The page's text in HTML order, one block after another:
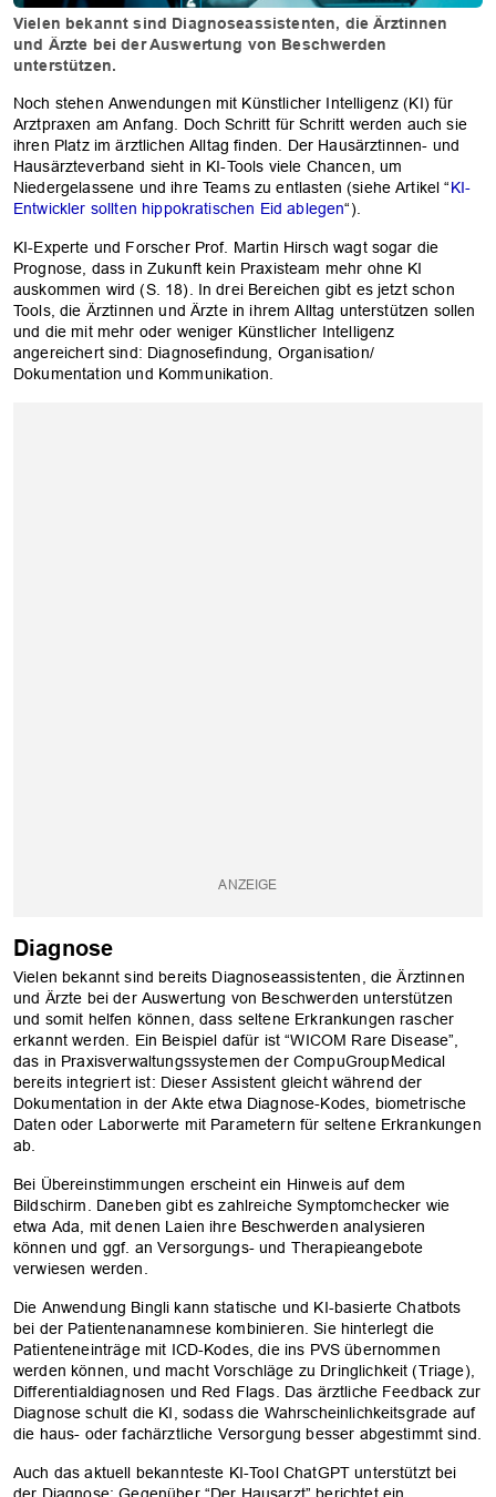
Vielen bekannt sind Diagnoseassistenten, die Ärztinnen
und Ärzte bei der Auswertung von Beschwerden
unterstützen.
Noch stehen Anwendungen mit Künstlicher Intelligenz (KI) für
Arztpraxen am Anfang. Doch Schritt für Schritt werden auch sie
ihren Platz im ärztlichen Alltag finden. Der Hausärztinnen- und
Hausärzteverband sieht in KI-Tools viele Chancen, um
Niedergelassene und ihre Teams zu entlasten (siehe Artikel “KI-
Entwickler sollten hippokratischen Eid ablegen“).
KI-Experte und Forscher Prof. Martin Hirsch wagt sogar die
Prognose, dass in Zukunft kein Praxisteam mehr ohne KI
auskommen wird (S. 18). In drei Bereichen gibt es jetzt schon
Tools, die Ärztinnen und Ärzte in ihrem Alltag unterstützen sollen
und die mit mehr oder weniger Künstlicher Intelligenz
angereichert sind: Diagnosefindung, Organisation/
Dokumentation und Kommunikation.
Diagnose
Vielen bekannt sind bereits Diagnoseassistenten, die Ärztinnen
und Ärzte bei der Auswertung von Beschwerden unterstützen
und somit helfen können, dass seltene Erkrankungen rascher
erkannt werden. Ein Beispiel dafür ist “WICOM Rare Disease”,
das in Praxisverwaltungssystemen der CompuGroupMedical
bereits integriert ist: Dieser Assistent gleicht während der
Dokumentation in der Akte etwa Diagnose-Kodes, biometrische
Daten oder Laborwerte mit Parametern für seltene Erkrankungen
ab.
Bei Übereinstimmungen erscheint ein Hinweis auf dem
Bildschirm. Daneben gibt es zahlreiche Symptomchecker wie
etwa Ada, mit denen Laien ihre Beschwerden analysieren
können und ggf. an Versorgungs- und Therapieangebote
verwiesen werden.
Die Anwendung Bingli kann statische und KI-basierte Chatbots
bei der Patientenanamnese kombinieren. Sie hinterlegt die
Patienteneinträge mit ICD-Kodes, die ins PVS übernommen
werden können, und macht Vorschläge zu Dringlichkeit (Triage),
Differentialdiagnosen und Red Flags. Das ärztliche Feedback zur
Diagnose schult die KI, sodass die Wahrscheinlichkeitsgrade auf
die haus- oder fachärztliche Versorgung besser abgestimmt sind.
Auch das aktuell bekannteste KI-Tool ChatGPT unterstützt bei